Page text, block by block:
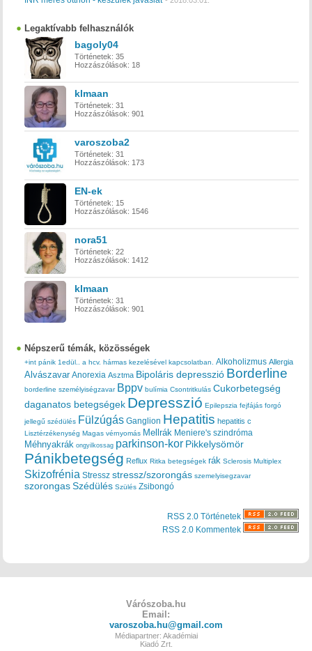
Legaktívabb felhasználók
bagoly04
Történetek: 35
Hozzászólások: 18
klmaan
Történetek: 31
Hozzászólások: 901
varoszoba2
Történetek: 31
Hozzászólások: 173
EN-ek
Történetek: 15
Hozzászólások: 1546
nora51
Történetek: 22
Hozzászólások: 1412
klmaan
Történetek: 31
Hozzászólások: 901
Népszerű témák, közösségek
+int pánik 1edül.. a hcv. hármas kezelésével kapcsolatban. Alkoholizmus Allergia
Alvászavar Anorexia Asztma Bipoláris depresszió Borderline
borderline személyiségzavar Bppv bulímia Csontritkulás Cukorbetegség
daganatos betegségek Depresszió Epilepszia fejfájás forgó
jellegű szédülés Fülzúgás Ganglion Hepatitis hepatitis c
Lisztérzékenység Magas vérnyomás Mellrák Meniere's szindróma
Méhnyakrák ongyilkossag parkinson-kor Pikkelysömör
Pánikbetegség Reflux Ritka betegségek rák Sclerosis Multiplex
Skizofrénia Stressz stressz/szorongás szemelyisegzavar
szorongas Szédülés Szülés Zsibongó
RSS 2.0 Történetek
RSS 2.0 Kommentek
Várószoba.hu
Email:
varoszoba.hu@gmail.com
Médiapartner: Akadémiai
Kiadó Zrt.